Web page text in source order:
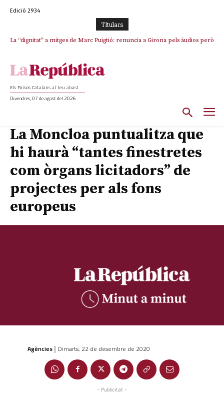
Edició 2934
TItulars
La “dignitat” a mitges de Marc Puigtió: renuncia a Girona pels àudios però
Junts exigeix que Catalunya quedi “fora” del repartiment dels menors
Els Països Catalans al teu abast
Divendres, 07 de agost del 2026
La Moncloa puntualitza que
hi haurà “tantes finestretes
com òrgans licitadors” de
projectes per als fons
europeus
Agències | Dimarts, 22 de desembre de 2020
- Publicitat -